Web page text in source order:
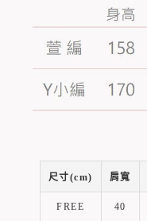
尺寸(cm) 肩寬
FREE 40